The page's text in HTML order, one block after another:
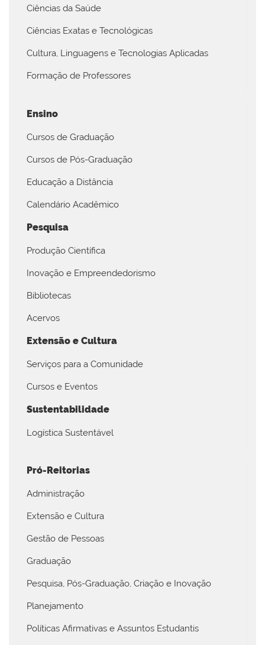
Ciências da Saúde
Ciências Exatas e Tecnológicas
Cultura, Linguagens e Tecnologias Aplicadas
Formação de Professores
Ensino
Cursos de Graduação
Cursos de Pós-Graduação
Educação a Distância
Calendário Acadêmico
Pesquisa
Produção Científica
Inovação e Empreendedorismo
Bibliotecas
Acervos
Extensão e Cultura
Serviços para a Comunidade
Cursos e Eventos
Sustentabilidade
Logística Sustentável
Pró-Reitorias
Administração
Extensão e Cultura
Gestão de Pessoas
Graduação
Pesquisa, Pós-Graduação, Criação e Inovação
Planejamento
Políticas Afirmativas e Assuntos Estudantis